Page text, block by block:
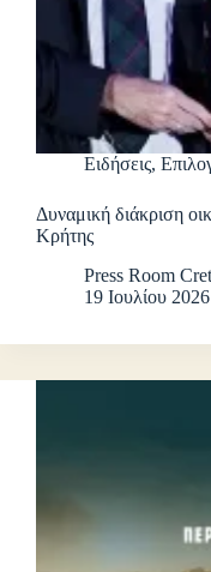
Ειδήσεις,
Δυναμική διάκριση
Κρήτης
Press Room
19 Ιουλίου 2026